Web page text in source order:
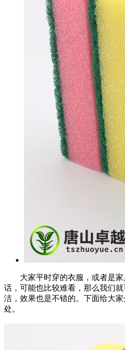
大家平时穿的衣服，或者是家
话，可能也比较难看，那么我们
洁，效果也是不错的。下面给大
处。